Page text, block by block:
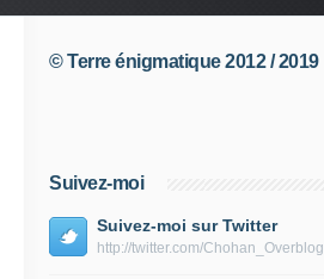
© Terre énigmatique 2012 / 2019
Suivez-moi
Suivez-moi sur Twitter
http://twitter.com/Chohan_Overblog